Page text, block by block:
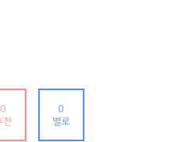
0
천
0
별로